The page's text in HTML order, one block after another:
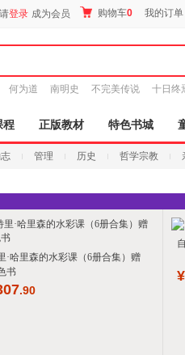
登录 成为会员 购物车0 我的订单
何为道 南明史 不完美传说 十日终
程 正版教材 特色书城
管理 历史 哲学宗教
·哈里森的水彩课（6册合集）赠
书
.90
¥